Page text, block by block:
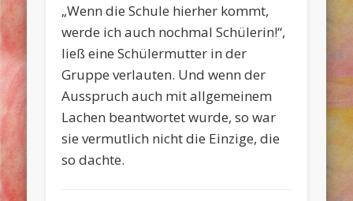
„Wenn die Schule hierher kommt,
werde ich auch nochmal Schülerin!“,
ließ eine Schülermutter in der
Gruppe verlauten. Und wenn der
Ausspruch auch mit allgemeinem
Lachen beantwortet wurde, so war
sie vermutlich nicht die Einzige, die
so dachte.